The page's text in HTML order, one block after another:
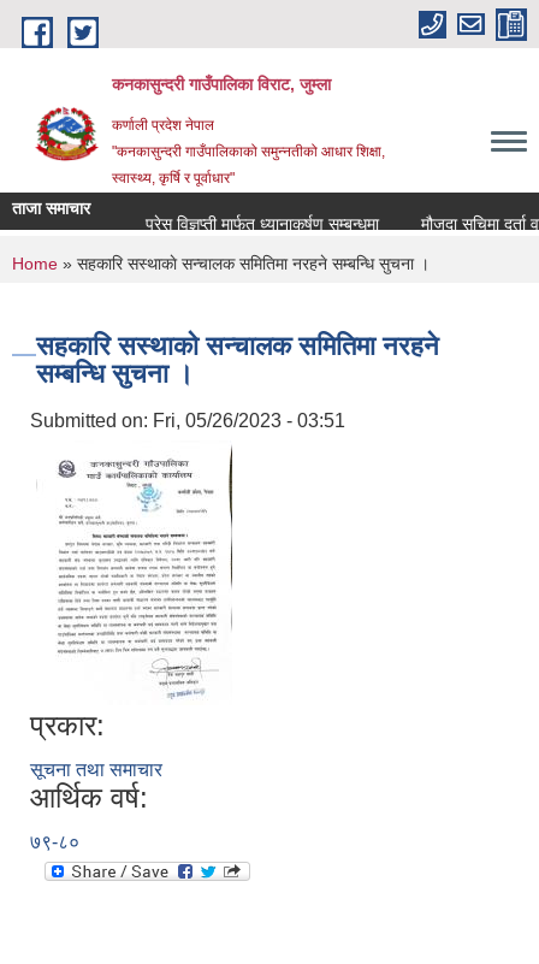
Skip to main content
कनकासुन्दरी गाउँपालिका विराट, जुम्ला
कर्णाली प्रदेश नेपाल
"कनकासुन्दरी गाउँपालिकाको समुन्नतीको आधार शिक्षा,
स्वास्थ्य, कृर्षि र पूर्वाधार"
ताजा समाचार
प्रेस विज्ञप्ती मार्फत ध्यानाकर्षण सम्बन्धमा
मौजुदा सुचिमा दर्ता वा
You are here
Home » सहकारि सस्थाकाे सन्चालक समितिमा नरहने सम्बन्धि सुचना ।
सहकारि सस्थाकाे सन्चालक समितिमा नरहने
सम्बन्धि सुचना ।
Submitted on: Fri, 05/26/2023 - 03:51
प्रकार:
सूचना तथा समाचार
आर्थिक वर्ष:
७९-८०